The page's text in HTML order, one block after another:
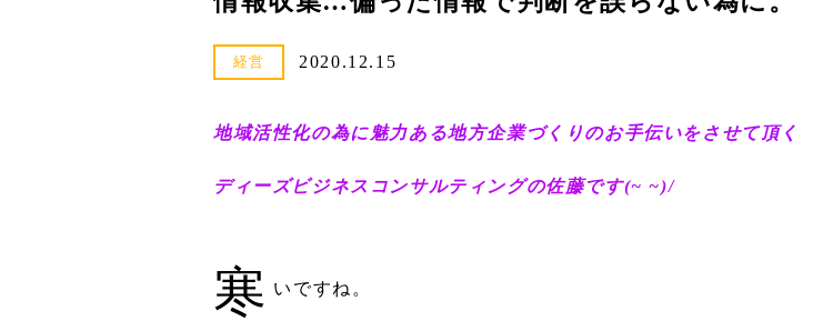
経営 2020.12.15
地域活性化の為に魅力ある地方企業づくりのお手伝いをさせて頂く
ディーズビジネスコンサルティングの佐藤です(~ ~)/
寒 いですね。